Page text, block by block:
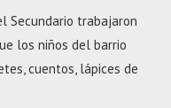
entrada:
Secundario trabajaron
los niños del barrio
cuentos, lápices de